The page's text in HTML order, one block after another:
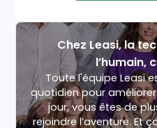
Chez Leasi, la
l’humain,
Toute l'équipe Leasi
quotidien pour
jour, vous êtes de
rejoindre l’aventure. Et